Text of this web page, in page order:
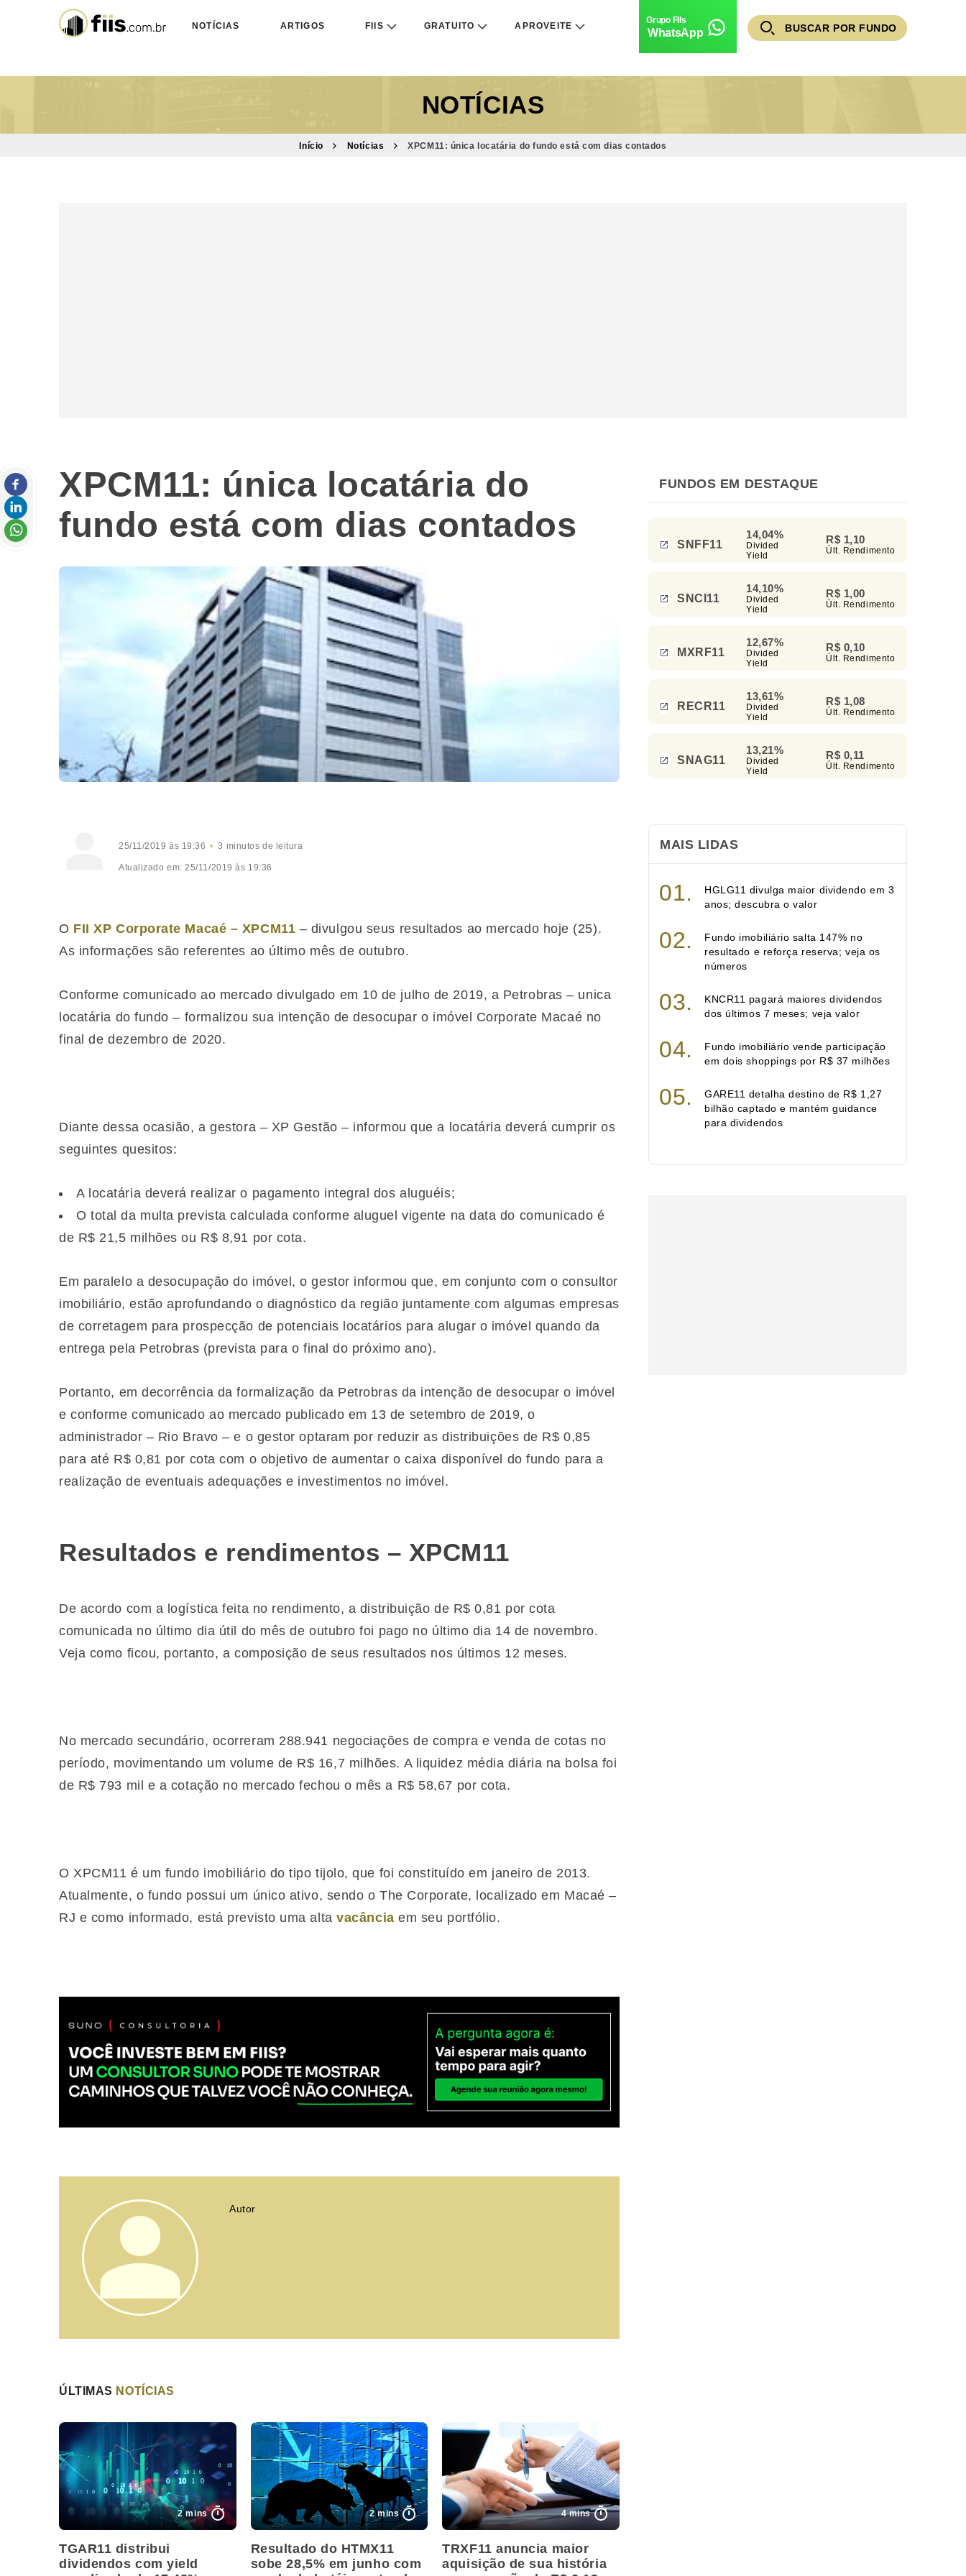
NOTÍCIAS ARTIGOS FIIS GRATUITO APROVEITE
WhatsApp BUSCAR POR FUNDO
NOTÍCIAS
Início Notícias XPCM11: única locatária do fundo está com dias contados
XPCM11: única locatária do
fundo está com dias contados
25/11/2019 às 19:36 3 minutos de leitura
Atualizado em: 25/11/2019 às 19:36
O FII XP Corporate Macaé – XPCM11 – divulgou seus resultados ao mercado hoje (25).
As informações são referentes ao último mês de outubro.
Conforme comunicado ao mercado divulgado em 10 de julho de 2019, a Petrobras – unica
locatária do fundo – formalizou sua intenção de desocupar o imóvel Corporate Macaé no
final de dezembro de 2020.
Diante dessa ocasião, a gestora – XP Gestão – informou que a locatária deverá cumprir os
seguintes quesitos:
A locatária deverá realizar o pagamento integral dos aluguéis;
O total da multa prevista calculada conforme aluguel vigente na data do comunicado é
de R$ 21,5 milhões ou R$ 8,91 por cota.
Em paralelo a desocupação do imóvel, o gestor informou que, em conjunto com o consultor
imobiliário, estão aprofundando o diagnóstico da região juntamente com algumas empresas
de corretagem para prospecção de potenciais locatários para alugar o imóvel quando da
entrega pela Petrobras (prevista para o final do próximo ano).
Portanto, em decorrência da formalização da Petrobras da intenção de desocupar o imóvel
e conforme comunicado ao mercado publicado em 13 de setembro de 2019, o
administrador – Rio Bravo – e o gestor optaram por reduzir as distribuições de R$ 0,85
para até R$ 0,81 por cota com o objetivo de aumentar o caixa disponível do fundo para a
realização de eventuais adequações e investimentos no imóvel.
Resultados e rendimentos – XPCM11
De acordo com a logística feita no rendimento, a distribuição de R$ 0,81 por cota
comunicada no último dia útil do mês de outubro foi pago no último dia 14 de novembro.
Veja como ficou, portanto, a composição de seus resultados nos últimos 12 meses.
No mercado secundário, ocorreram 288.941 negociações de compra e venda de cotas no
período, movimentando um volume de R$ 16,7 milhões. A liquidez média diária na bolsa foi
de R$ 793 mil e a cotação no mercado fechou o mês a R$ 58,67 por cota.
O XPCM11 é um fundo imobiliário do tipo tijolo, que foi constituído em janeiro de 2013.
Atualmente, o fundo possui um único ativo, sendo o The Corporate, localizado em Macaé –
RJ e como informado, está previsto uma altavacância em seu portfólio.
Autor
ÚLTIMAS NOTÍCIAS
2 mins
TGAR11 distribui
dividendos com yield
2 mins
Resultado do HTMX11
sobe 28,5% em junho com
4 mins
TRXF11 anuncia maior
aquisição de sua história
FUNDOS EM DESTAQUE
SNFF11
14,04%
Divided
Yield
R$ 1,10
Últ. Rendimento
SNCI11
14,10%
Divided
Yield
R$ 1,00
Últ. Rendimento
MXRF11
12,67%
Divided
Yield
R$ 0,10
Últ. Rendimento
RECR11
13,61%
Divided
Yield
R$ 1,08
Últ. Rendimento
SNAG11
13,21%
Divided
Yield
R$ 0,11
Últ. Rendimento
MAIS LIDAS
HGLG11 divulga maior dividendo em 3
anos; descubra o valor
Fundo imobiliário salta 147% no
resultado e reforça reserva; veja os
números
KNCR11 pagará maiores dividendos
dos últimos 7 meses; veja valor
Fundo imobiliário vende participação
em dois shoppings por R$ 37 milhões
GARE11 detalha destino de R$ 1,27
bilhão captado e mantém guidance
para dividendos